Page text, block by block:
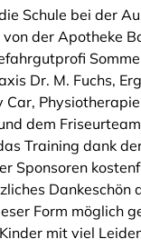
Schule bei der
der Apotheke
Dr. M. Fuchs,
Car,
dem
Training dank
Sponsoren
Dankeschön
Form möglich
mit viel